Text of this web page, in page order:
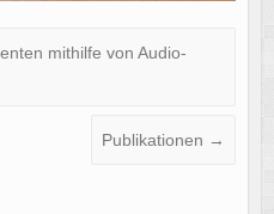
mithilfe von Audio-
Publikationen →